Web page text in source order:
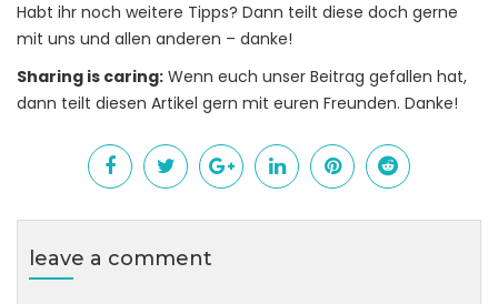
Habt ihr noch weitere Tipps? Dann teilt diese doch gerne
mit uns und allen anderen – danke!
Sharing is caring: Wenn euch unser Beitrag gefallen hat,
dann teilt diesen Artikel gern mit euren Freunden. Danke!
leave a comment